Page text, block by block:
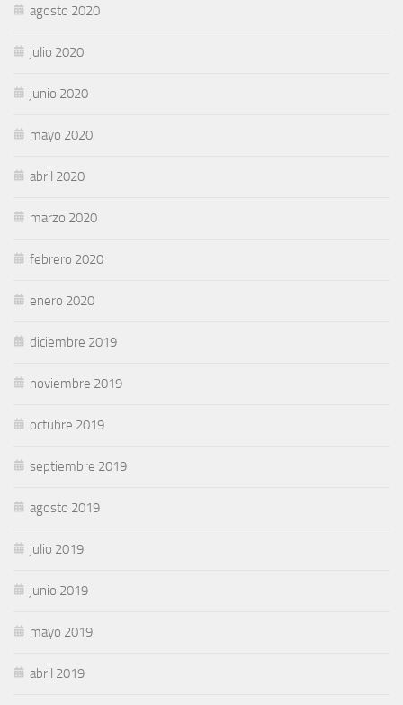
agosto 2020
julio 2020
junio 2020
mayo 2020
abril 2020
marzo 2020
febrero 2020
enero 2020
diciembre 2019
noviembre 2019
octubre 2019
septiembre 2019
agosto 2019
julio 2019
junio 2019
mayo 2019
abril 2019